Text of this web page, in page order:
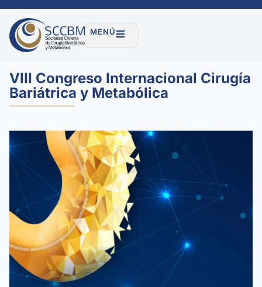
MENÚ
VIII Congreso Internacional Cirugía
Bariátrica y Metabólica